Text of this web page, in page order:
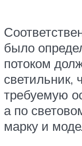
было
потоком
светильник,
требуемую
а по
марку и